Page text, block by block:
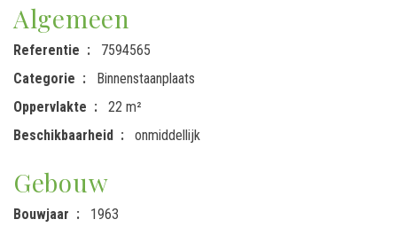
Algemeen
Referentie
7594565
Categorie
Binnenstaanplaats
Oppervlakte
22 m²
Beschikbaarheid
onmiddellijk
Gebouw
Bouwjaar 1963